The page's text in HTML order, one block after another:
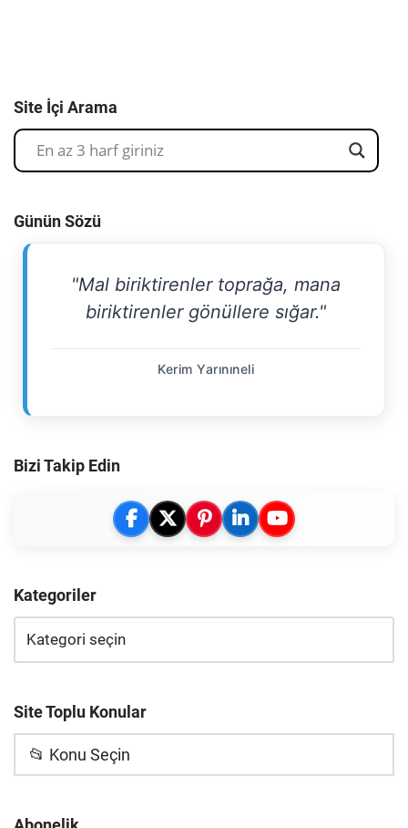
Site İçi Arama
Günün Sözü
"Mal biriktirenler toprağa, mana
biriktirenler gönüllere sığar."
Kerim Yarınıneli
Bizi Takip Edin
Kategoriler
Site Toplu Konular
📂 Konu Seçin